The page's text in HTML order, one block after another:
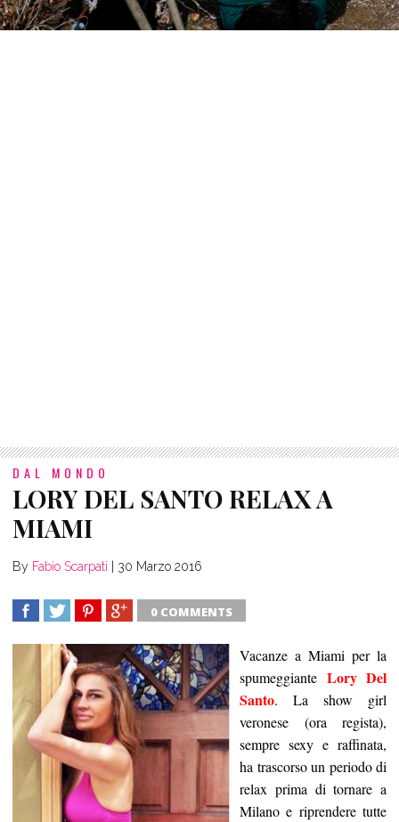
DAL MONDO
LORY DEL SANTO RELAX A
MIAMI
By Fabio Scarpati 30 Marzo 2016
0 COMMENTS
Vacanze a Miami per la
spumeggiante Lory Del
Santo. La show girl
veronese (ora regista),
sempre sexy e raffinata,
ha trascorso un periodo di
relax prima di tornare a
Milano e riprendere tutte